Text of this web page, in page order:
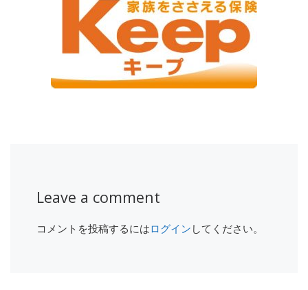
Leave a comment
コメントを投稿するにはログイン してください。